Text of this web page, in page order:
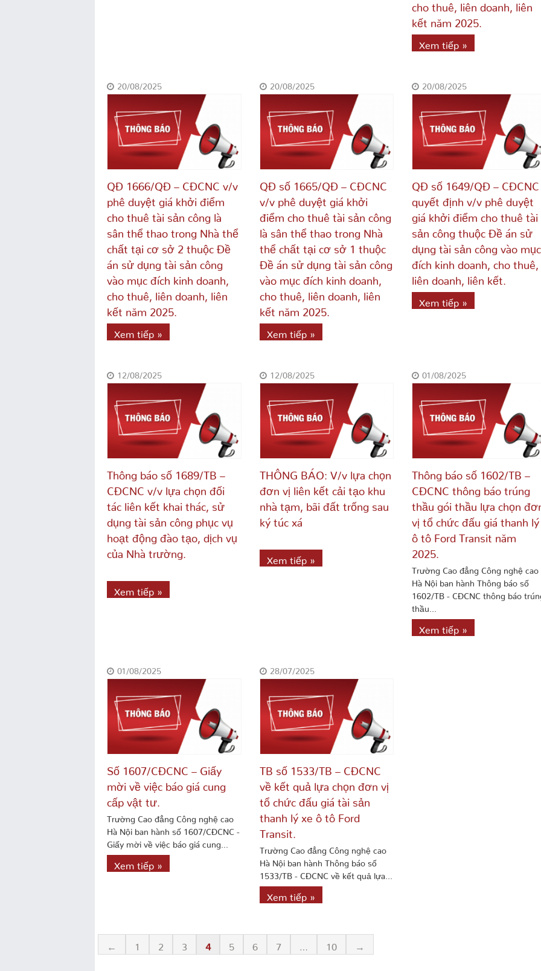
cho thuê, liên doanh, liên
kết năm 2025.
Xem tiếp »
20/08/2025
QĐ 1666/QĐ – CĐCNC v/v
phê duyệt giá khởi điểm
cho thuê tài sản công là
sân thể thao trong Nhà thể
chất tại cơ sở 2 thuộc Đề
án sử dụng tài sản công
vào mục đích kinh doanh,
cho thuê, liên doanh, liên
kết năm 2025.
Xem tiếp »
20/08/2025
QĐ số 1665/QĐ – CĐCNC
v/v phê duyệt giá khởi
điểm cho thuê tài sản công
là sân thể thao trong Nhà
thể chất tại cơ sở 1 thuộc
Đề án sử dụng tài sản công
vào mục đích kinh doanh,
cho thuê, liên doanh, liên
kết năm 2025.
Xem tiếp »
20/08/2025
QĐ số 1649/QĐ – CĐCNC
quyết định v/v phê duyệt
giá khởi điểm cho thuê tài
sản công thuộc Đề án sử
dụng tài sản công vào mục
đích kinh doanh, cho thuê,
liên doanh, liên kết.
Xem tiếp »
12/08/2025
Thông báo số 1689/TB –
CĐCNC v/v lựa chọn đối
tác liên kết khai thác, sử
dụng tài sản công phục vụ
hoạt động đào tạo, dịch vụ
của Nhà trường.
Xem tiếp »
12/08/2025
THÔNG BÁO: V/v lựa chọn
đơn vị liên kết cải tạo khu
nhà tạm, bãi đất trống sau
ký túc xá
Xem tiếp »
01/08/2025
Thông báo số 1602/TB –
CĐCNC thông báo trúng
thầu gói thầu lựa chọn
vị tổ chức đấu giá thanh lý
ô tô Ford Transit năm
2025.
Trường Cao đẳng Công nghệ cao
Hà Nội ban hành Thông báo số
1602/TB - CĐCNC thông báo
thầu...
Xem tiếp »
01/08/2025
Số 1607/CĐCNC – Giấy
mời về việc báo giá cung
cấp vật tư.
Trường Cao đẳng Công nghệ cao
Hà Nội ban hành số 1607/CĐCNC -
Giấy mời về việc báo giá cung...
Xem tiếp »
28/07/2025
TB số 1533/TB – CĐCNC
về kết quả lựa chọn đơn vị
tổ chức đấu giá tài sản
thanh lý xe ô tô Ford
Transit.
Trường Cao đẳng Công nghệ cao
Hà Nội ban hành Thông báo số
1533/TB - CĐCNC về kết quả lựa...
Xem tiếp »
1 2 3 4 5 6 7 10